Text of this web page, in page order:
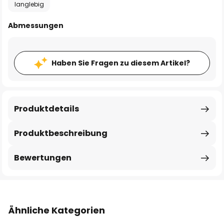
langlebig
Abmessungen
Haben Sie Fragen zu diesem Artikel?
Produktbeschreibung
Produktdetails
Bewertungen
Ähnliche Kategorien